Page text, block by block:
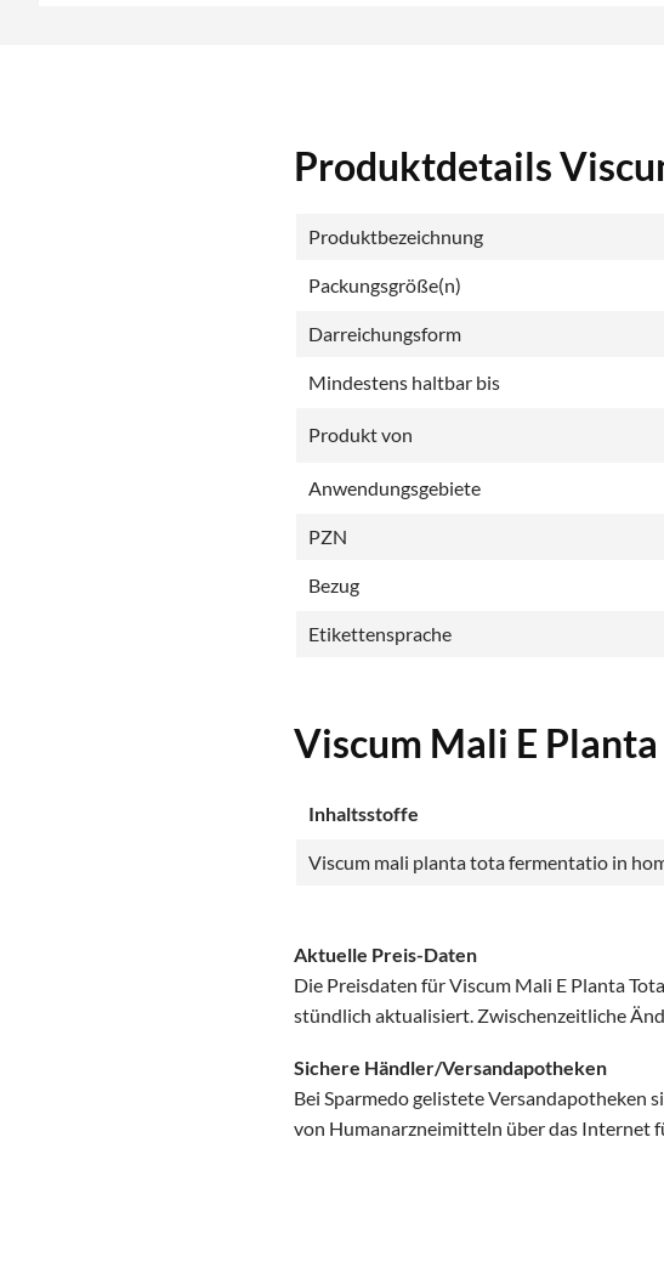
Produktdetails
Produktbezeichnung
Packungsgröße(n)
Darreichungsform
Mindestens haltbar bis
Produkt von
Anwendungsgebiete
PZN
Bezug
Etikettensprache
Viscum Mali E
Inhaltsstoffe
Viscum mali planta tota fermentatio in
Aktuelle Preis-Daten
Die Preisdaten für Viscum Mali E Planta
stündlich aktualisiert. Zwischenzeitliche
Sichere Händler/Versandapotheken
Bei Sparmedo gelistete Versandapotheken
von Humanarzneimitteln über das Internet